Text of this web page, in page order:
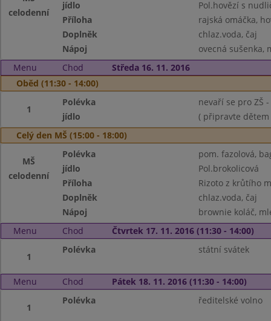
celodenní
jídlo
Pol.hovězí s
Příloha
rajská omáčka,
Doplněk
chlaz.voda, čaj
Nápoj
ovecná sušenka,
Menu
Chod
Středa 16. 11. 2016
Oběd (11:30 - 14:00)
1
Polévka
nevaří se pro ZŠ
jídlo
( připravte dětem
Celý den MŠ (15:00 - 18:00)
MŠ
celodenní
Polévka
pom. fazolová,
jídlo
Pol.brokolicová
Příloha
Rizoto z krůtího
Doplněk
chlaz.voda, čaj
Nápoj
brownie koláč,
Menu
Chod Čtvrtek 17. 11. 2016 (11:30 - 14:00)
1
Polévka státní svátek
Menu Chod Pátek 18. 11. 2016 (11:30 - 14:00)
1
Polévka ředitelské volno